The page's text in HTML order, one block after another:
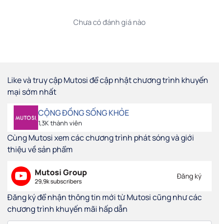
Chưa có đánh giá nào
Like và truy cập Mutosi để cập nhật chương trình khuyến
mại sớm nhất
CỘNG ĐỒNG SỐNG KHỎE
Cùng Mutosi xem các chương trình phát sóng và giới
Mutosi Group
29,9k subscribers